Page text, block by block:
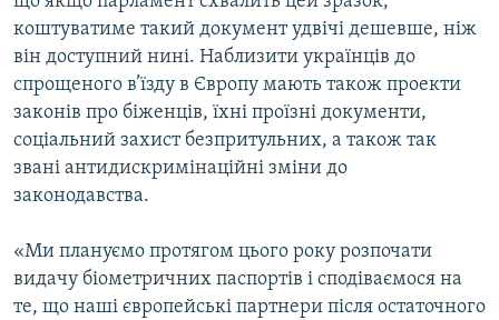
коштуватиме такий документ удвічі дешевше, ніж
він доступний нині. Наблизити українців до
спрощеного в’їзду в Європу мають також проекти
законів про біженців, їхні проїзні документи,
соціальний захист безпритульних, а також так
звані антидискримінаційні зміни до
законодавства.
«Ми плануємо протягом цього року розпочати
видачу біометричних паспортів і сподіваємося на
те, що наші європейські партнери після остаточного